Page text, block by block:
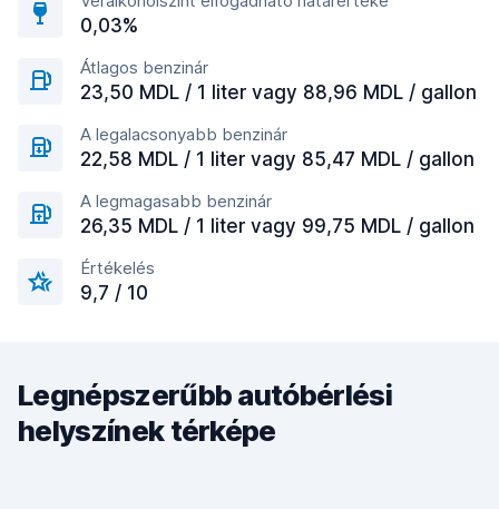
0,03%
Átlagos benzinár
23,50 MDL / 1 liter vagy 88,96 MDL / gallon
A legalacsonyabb benzinár
22,58 MDL / 1 liter vagy 85,47 MDL / gallon
A legmagasabb benzinár
26,35 MDL / 1 liter vagy 99,75 MDL / gallon
Értékelés
9,7 / 10
Legnépszerűbb autóbérlési
helyszínek térképe